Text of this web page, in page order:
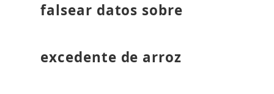
falsear datos sobre
excedente de arroz